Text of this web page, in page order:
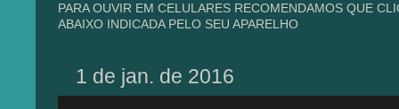
PARA OUVIR EM CELULARES RECOMENDAMOS QUE
ABAIXO INDICADA PELO SEU APARELHO
1 de jan. de 2016